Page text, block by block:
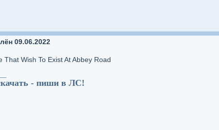
09.06.2022
That Wish To Exist At Abbey Road
- пиши в ЛС!